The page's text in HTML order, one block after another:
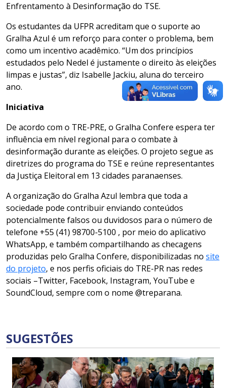
Enfrentamento à Desinformação do TSE.
Os estudantes da UFPR acreditam que o suporte ao
Gralha Azul é um reforço para conter o problema, bem
como um incentivo acadêmico. “Um dos princípios
estudados pelo Nedel é justamente o direito às eleições
limpas e justas”, diz Isabelle Jackiu, aluna do terceiro
ano.
Iniciativa
De acordo com o TRE-PRE, o Gralha Confere espera ter
influência em nível regional para o combate à
desinformação durante as eleições. O projeto segue as
diretrizes do programa do TSE e reúne representantes
da Justiça Eleitoral em 13 cidades paranaenses.
A organização do Gralha Azul lembra que toda a
sociedade pode contribuir enviando conteúdos
potencialmente falsos ou duvidosos para o número de
telefone +55 (41) 98700-5100 , por meio do aplicativo
WhatsApp, e também compartilhando as checagens
produzidas pelo Gralha Confere, disponibilizadas no site
do projeto, e nos perfis oficiais do TRE-PR nas redes
sociais –Twitter, Facebook, Instagram, YouTube e
SoundCloud, sempre com o nome @treparana.
SUGESTÕES